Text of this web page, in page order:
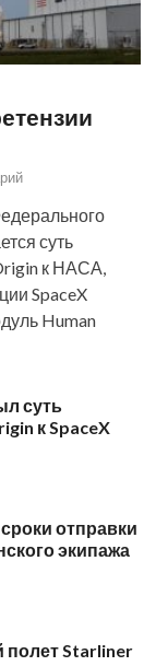
суть
к НАСА,
SpaceX
Human
суть
к SpaceX
отправки
экипажа
Starliner